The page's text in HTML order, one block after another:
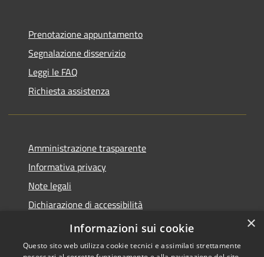
Prenotazione appuntamento
Segnalazione disservizio
Leggi le FAQ
Richiesta assistenza
Amministrazione trasparente
Informativa privacy
Note legali
Dichiarazione di accessibilità
Piano di miglioramento del sito
×
Informazioni sui cookie
Questo sito web utilizza cookie tecnici e assimilati strettamente